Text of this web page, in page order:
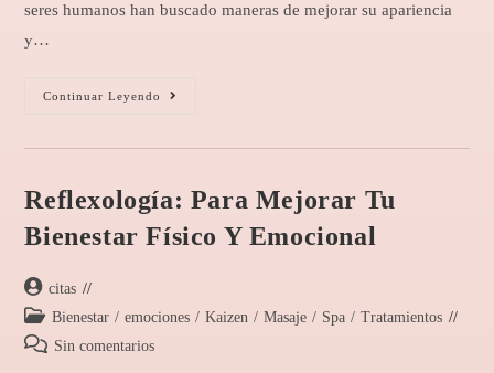
seres humanos han buscado maneras de mejorar su apariencia
y…
Continuar Leyendo
Reflexología: Para Mejorar Tu
Bienestar Físico Y Emocional
citas
Bienestar / emociones / Kaizen / Masaje / Spa / Tratamientos
Sin comentarios